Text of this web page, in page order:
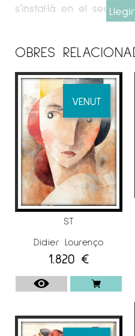
s’instal·là en el seu
TRAJECTÒRIA
El 1988 realitzà la
individual i edita la
litografies. Didier
temps pintant sobre
del taller del seu
seves pròpies i
Aquest lloc serà un
de molts artistes i un
coneixements que
la seva educació en el
El 1991 guanyà un
per a joves pintors.
què la seva obra
coneguda a través de
país. En 1995, Didier
seu propi estudi i és
OBRES
VENUT
ST
Didier Lourenço
1.820 €